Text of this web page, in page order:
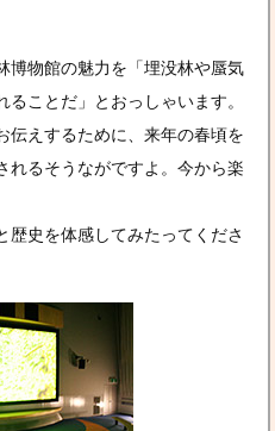
博物館の魅力を「埋没林や蜃気
ことだ」とおっしゃいます。
伝えするために、来年の春頃を
れるそうながですよ。今から楽
歴史を体感してみたってくださ